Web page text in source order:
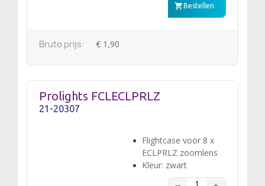
Bestellen
Bruto prijs: € 1,90
Prolights FCLECLPRLZ
21-20307
Flightcase voor 8 x
ECLPRLZ zoomlens
Kleur: zwart